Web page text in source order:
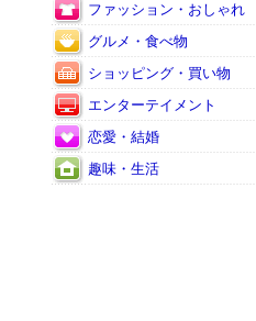
ファッション・おしゃれ
グルメ・食べ物
ショッピング・買い物
エンターテイメント
恋愛・結婚
趣味・生活